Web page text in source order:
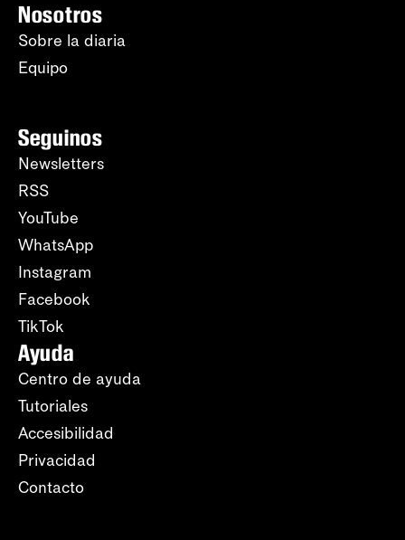
Nosotros
Sobre la diaria
Equipo
Seguinos
Newsletters
RSS
YouTube
WhatsApp
Instagram
Facebook
TikTok
Ayuda
Centro de ayuda
Tutoriales
Accesibilidad
Privacidad
Contacto